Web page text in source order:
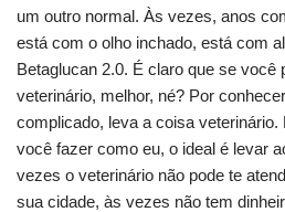
um outro normal. Às vezes, anos
está com o olho inchado, está com
Betaglucan 2.0. É claro que se você
veterinário, melhor, né? Por
complicado, leva a coisa veterinário.
você fazer como eu, o ideal é levar
vezes o veterinário não pode te
sua cidade, às vezes não tem